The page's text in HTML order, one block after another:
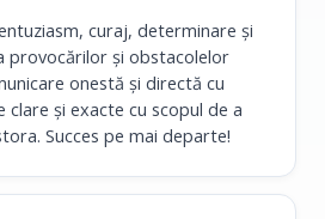
curaj, determinare și
provocărilor și obstacolelor
onestă și directă cu
clare și exacte cu scopul de a
Succes pe mai departe!